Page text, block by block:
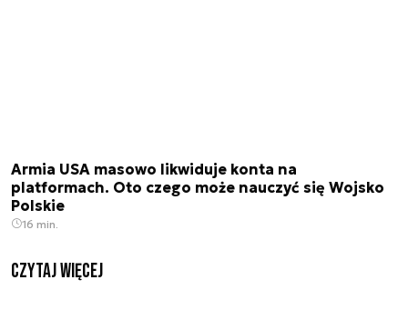
Armia USA masowo likwiduje konta na
platformach. Oto czego może nauczyć się Wojsko
Polskie
16 min.
czytaj więcej